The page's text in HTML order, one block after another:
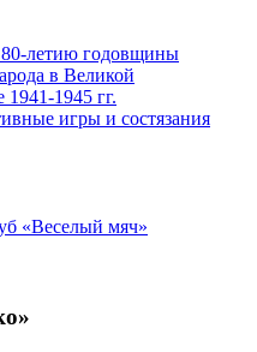
летию годовщины
в Великой
1945 гг.
игры и состязания
«Веселый мяч»